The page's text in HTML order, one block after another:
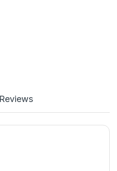
Reviews